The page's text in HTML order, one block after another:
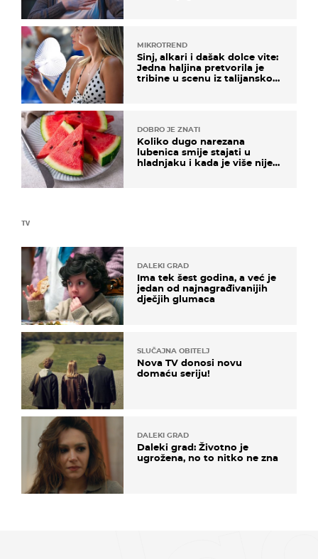
TV
DALEKI GRAD
Ima tek šest godina, a već je
jedan od najnagrađivanijih
dječjih glumaca
SLUČAJNA OBITELJ
Nova TV donosi novu
domaću seriju!
DALEKI GRAD
Daleki grad: Životno je
ugrožena, no to nitko ne zna
MIKROTREND
Sinj, alkari i dašak dolce vite:
Jedna haljina pretvorila je
tribine u scenu iz talijanskog
DOBRO JE ZNATI
Koliko dugo narezana
lubenica smije stajati u
hladnjaku i kada je više nije